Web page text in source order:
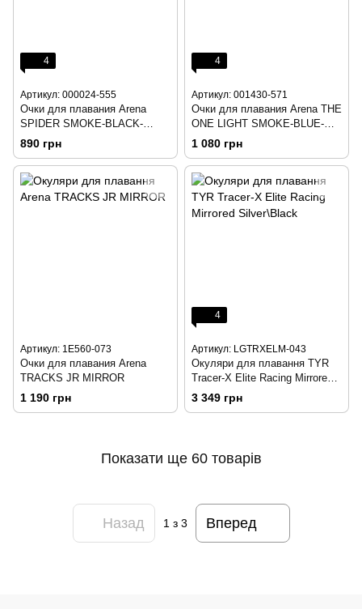
4
Артикул: 000024-555
Очки для плавания Arena
SPIDER SMOKE-BLACK-
BLACK
890 грн
4
Артикул: 001430-571
Очки для плавания Arena THE
ONE LIGHT SMOKE-BLUE-
WHITE
1 080 грн
Артикул: 1E560-073
Очки для плавания Arena
TRACKS JR MIRROR
1 190 грн
4
Артикул: LGTRXELM-043
Окуляри для плавання TYR
Tracer-X Elite Racing Mirrored
Silver\Black
3 349 грн
Показати ще 60 товарів
Назад 1з 3 Вперед